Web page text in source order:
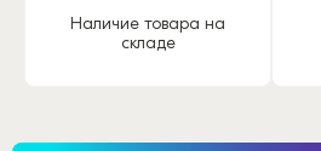
Наличие товара на
складе